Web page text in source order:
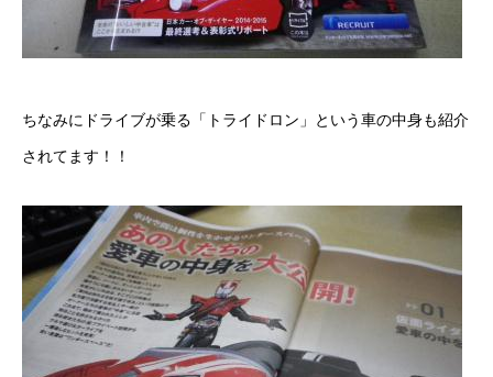
オイル交換
ジャストオートのカーリース
よくある質問
オートローン
ジャストリース プラン例
ちなみにドライブが乗る「トライドロン」という車の中身も紹介
されてます！！